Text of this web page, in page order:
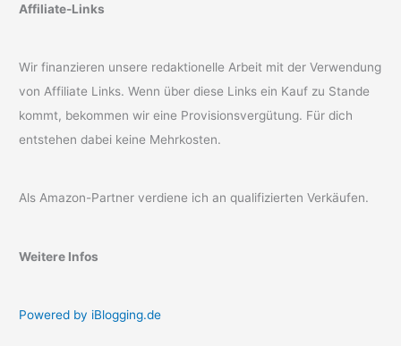
Affiliate-Links
Wir finanzieren unsere redaktionelle Arbeit mit der Verwendung
von Affiliate Links. Wenn über diese Links ein Kauf zu Stande
kommt, bekommen wir eine Provisionsvergütung. Für dich
entstehen dabei keine Mehrkosten.
Als Amazon-Partner verdiene ich an qualifizierten Verkäufen.
Weitere Infos
Powered by iBlogging.de